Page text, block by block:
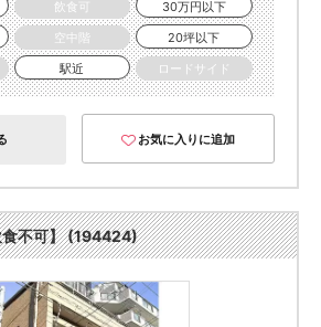
飲食可
30万円以下
空中階
20坪以下
駅近 ロードサイド
お気に入りに追加
食不可】 (194424)